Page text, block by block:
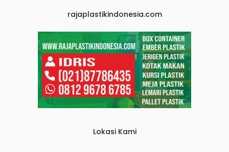
rajaplastikindonesia.com
Lokasi Kami